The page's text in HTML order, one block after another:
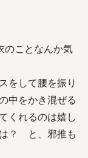
のことなんか気
をして腰を振り
中をかき混ぜる
くれるのは嬉し
？ と、邪推も